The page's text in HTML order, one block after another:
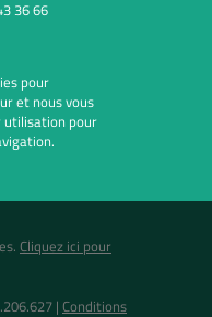
36 66
pour
et nous vous
utilisation pour
Cliquez ici pour
| Conditions